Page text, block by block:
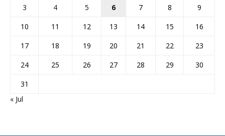
3
4 5 6 7 8
9
10
11 12 13 14 15
16
17
18 19 20 21 22
23
24
25 26 27 28 29
30
31
« Jul